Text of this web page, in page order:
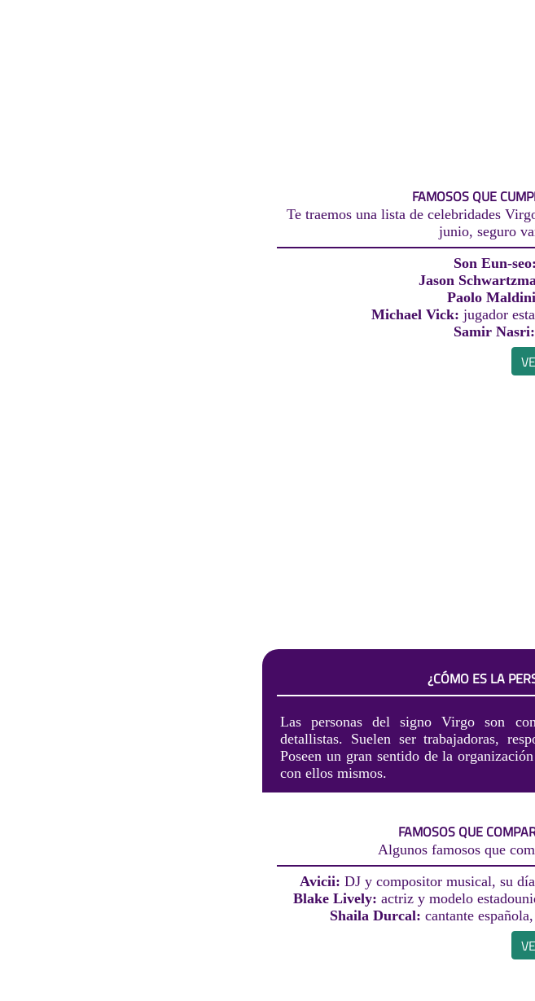
FAMOSOS QUE
Te traemos una lista de celebridades
junio, seguro
Son Eun-seo:
Jason
Paolo
Michael Vick: jugador
Samir Nasri:
¿CÓMO ES LA
Las personas del signo Virgo son
detallistas. Suelen ser trabajadoras,
Poseen un gran sentido de la
con ellos mismos.
FAMOSOS QUE
Algunos famosos que
Avicii: DJ y compositor musical, su
Blake Lively: actriz y modelo
Shaila Durcal: cantante